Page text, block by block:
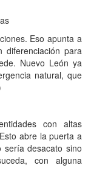
Eso apunta a
para
Nuevo León ya
natural, que
con altas
abre la puerta a
sería desacato sino
con alguna